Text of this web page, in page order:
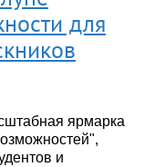
для
ярмарка
и